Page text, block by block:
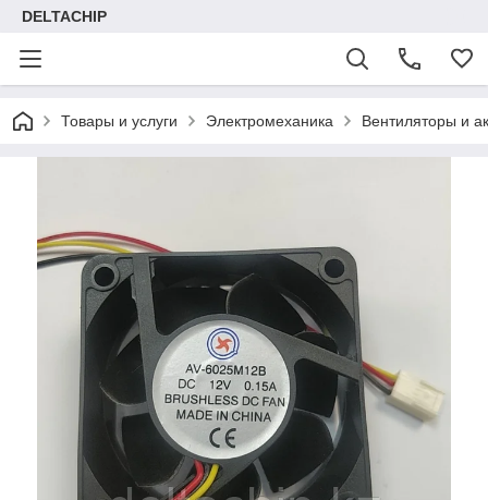
DELTACHIP
Товары и услуги Электромеханика Вентиляторы и